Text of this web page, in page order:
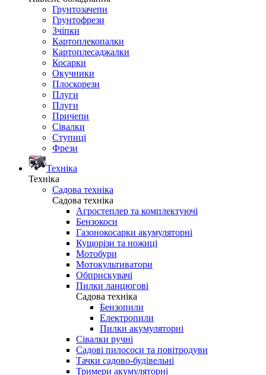
Грунтозачепи
Грунтофрези
Зчіпки
Картоплекопалки
Картоплесаджалки
Косарки
Окучники
Плоскорези
Плуги
Плуги
Причепи
Сівалки
Ступиці
Фрези
Техніка
Техніка
Садова техніка
Садова техніка
Агростеплер та комплектуючі
Бензокоси
Газонокосарки акумуляторні
Кущорізи та ножиці
Мотобури
Мотокультиватори
Обприскувачі
Пилки ланцюгові
Садова техніка
Бензопили
Електропили
Пилки акумуляторні
Сівалки ручні
Садові пилососи та повітродуви
Тачки садово-будівельні
Тримери акумуляторні